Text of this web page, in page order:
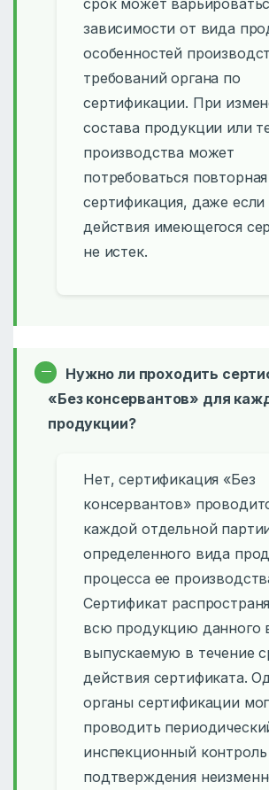
зависимости от вида
особенностей
требований органа по
сертификации. При
состава продукции или
производства может
потребоваться повторная
сертификация, даже если
действия имеющегося
не истек.
Нужно ли проходить
«Без консервантов» для
продукции?
Нет, сертификация «Без
консервантов»
каждой отдельной
определенного вида
процесса ее
Сертификат
всю продукцию данного
выпускаемую в течение
действия сертификата.
органы сертификации
проводить
инспекционный контроль
подтверждения